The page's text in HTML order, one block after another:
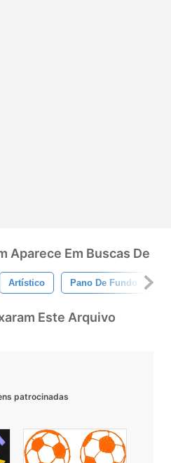
Aparece Em Buscas De
Artístico Pano De Fundo
Este Arquivo
patrocinadas